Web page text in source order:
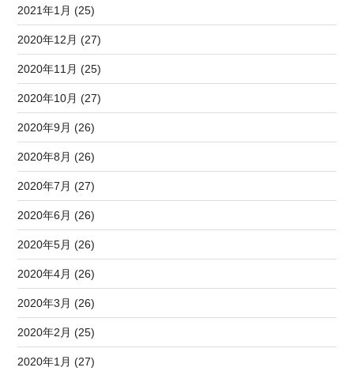
2021年1月 (25)
2020年12月 (27)
2020年11月 (25)
2020年10月 (27)
2020年9月 (26)
2020年8月 (26)
2020年7月 (27)
2020年6月 (26)
2020年5月 (26)
2020年4月 (26)
2020年3月 (26)
2020年2月 (25)
2020年1月 (27)